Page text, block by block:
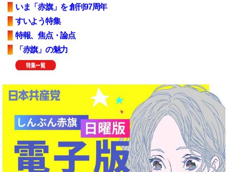
いま「赤旗」を 創刊97周年
すいよう特集
特報、焦点・論点
「赤旗」の魅力